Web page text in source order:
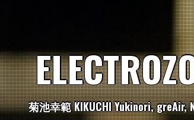
ELECTROZ
菊池幸範KIKUCHIYukinori,greAir,